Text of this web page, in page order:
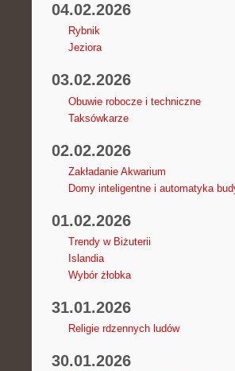
04.02.2026
Rybnik
Jeziora
03.02.2026
Obuwie robocze i techniczne
Taksówkarze
02.02.2026
Zakładanie Akwarium
Domy inteligentne i automatyka
01.02.2026
Trendy w Biżuterii
Islandia
Wybór żłobka
31.01.2026
Religie rdzennych ludów
30.01.2026